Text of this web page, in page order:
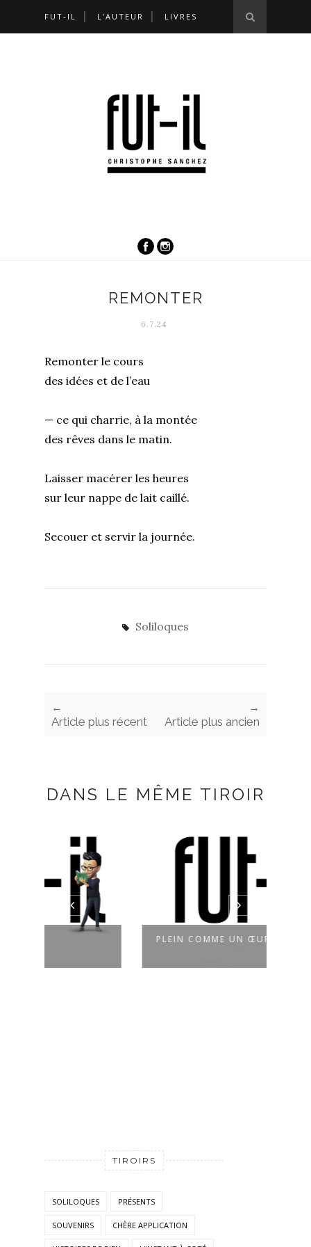
FUT-IL L’AUTEUR LIVRES
REMONTER
6.7.24
Remonter le cours
des idées et de l’eau
— ce qui charrie, à la montée
des rêves dans le matin.
Laisser macérer les heures
sur leur nappe de lait caillé.
Secouer et servir la journée.
Soliloques
←
Article plus récent
→
Article plus ancien
DANS LE MÊME TIROIR
PLEIN COMME UN ŒUF
TIROIRS
SOLILOQUES PRÉSENTS
SOUVENIRS CHÈRE APPLICATION